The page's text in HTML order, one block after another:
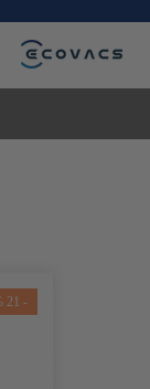
انتقل
إلى
- 21 %